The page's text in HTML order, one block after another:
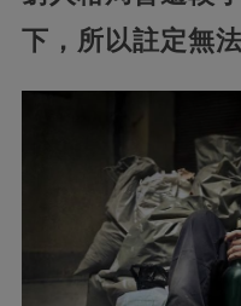
下，所以註定無